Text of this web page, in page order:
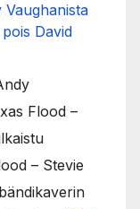
Vaughanista
David
Flood –
– Stevie